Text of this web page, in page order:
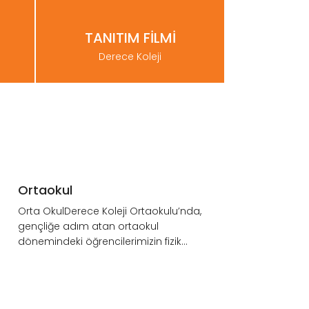
TANITIM FİLMİ
Derece Koleji
4., 5., 6., 7., 8., 9., 10., 11. sınıfların
katılacağı Derecelendirme Sınavı 12-
013ocak 2019 tarihle...
Ortaokul
Orta OkulDerece Koleji Ortaokulu’nda,
gençliğe adım atan ortaokul
dönemindeki öğrencilerimizin fizik...